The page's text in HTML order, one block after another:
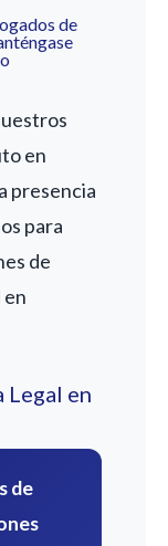
de
en
presencia
para
de
en
Legal en
de